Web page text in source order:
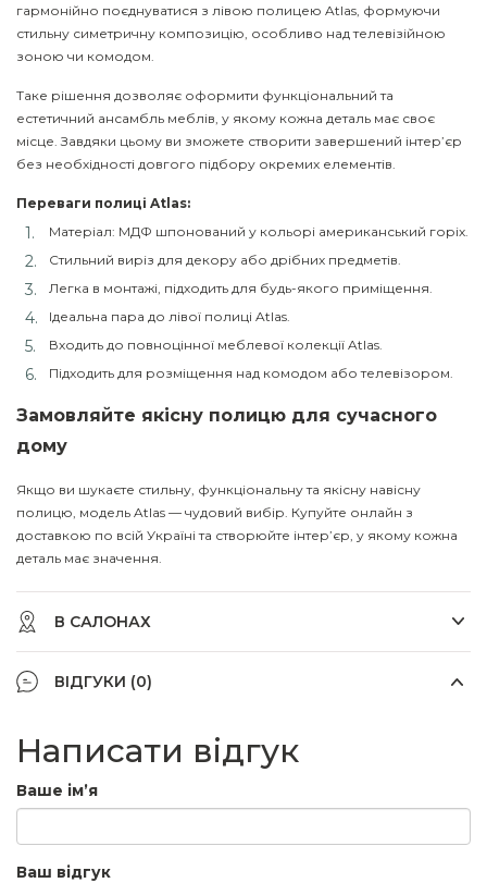
гармонійно поєднуватися з лівою полицею Atlas, формуючи
стильну симетричну композицію, особливо над телевізійною
зоною чи комодом.
Таке рішення дозволяє оформити функціональний та
естетичний ансамбль меблів, у якому кожна деталь має своє
місце. Завдяки цьому ви зможете створити завершений інтер’єр
без необхідності довгого підбору окремих елементів.
Переваги полиці Atlas:
Матеріал: МДФ шпонований у кольорі американський горіх.
Стильний виріз для декору або дрібних предметів.
Легка в монтажі, підходить для будь-якого приміщення.
Ідеальна пара до лівої полиці Atlas.
Входить до повноцінної меблевої колекції Atlas.
Підходить для розміщення над комодом або телевізором.
Замовляйте якісну полицю для сучасного
дому
Якщо ви шукаєте стильну, функціональну та якісну навісну
полицю, модель Atlas — чудовий вибір. Купуйте онлайн з
доставкою по всій Україні та створюйте інтер’єр, у якому кожна
деталь має значення.
В САЛОНАХ
ВІДГУКИ (0)
Написати відгук
Ваше ім’я
Ваш відгук